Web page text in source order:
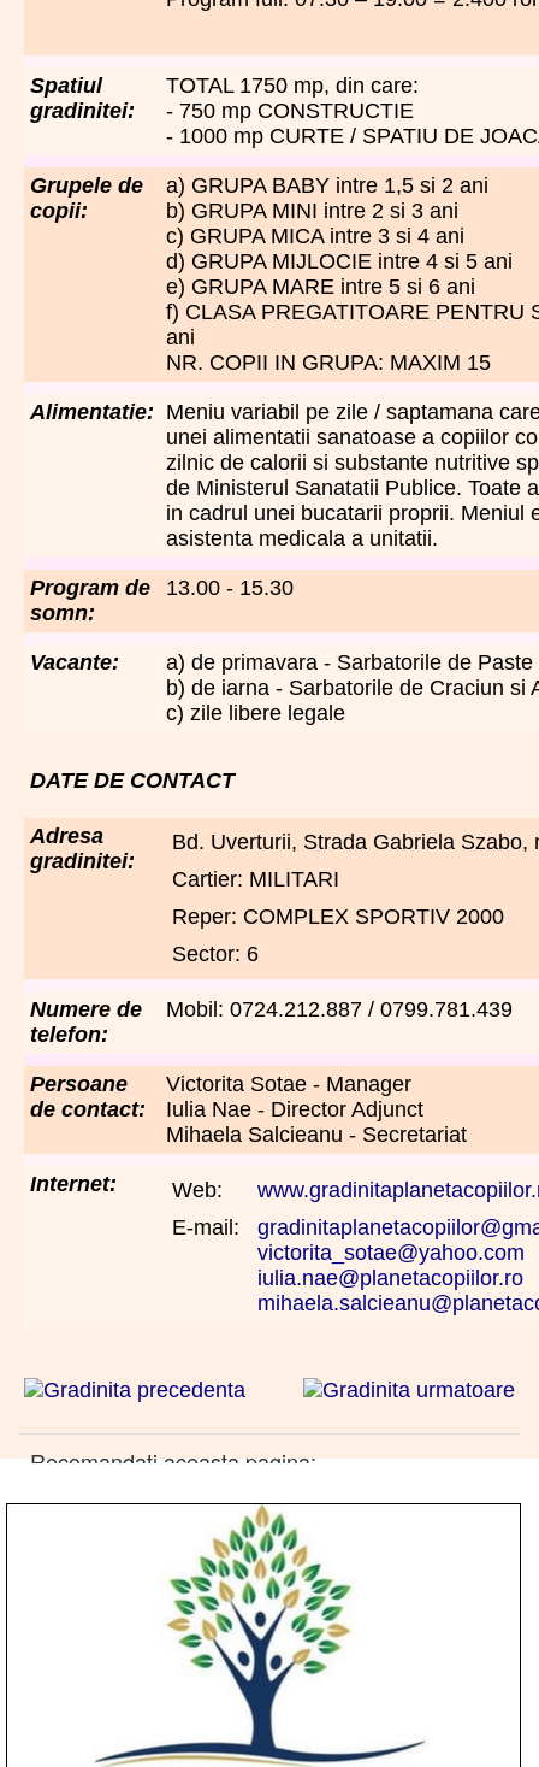
Spatiul
gradinitei:
TOTAL 1750 mp, din care:
- 750 mp CONSTRUCTIE
- 1000 mp CURTE / SPATIU DE
Grupele de
copii:
a) GRUPA BABY intre 1,5 si 2 ani
b) GRUPA MINI intre 2 si 3 ani
c) GRUPA MICA intre 3 si 4 ani
d) GRUPA MIJLOCIE intre 4 si 5 ani
e) GRUPA MARE intre 5 si 6 ani
f) CLASA PREGATITOARE PENTRU
ani
NR. COPII IN GRUPA: MAXIM 15
Alimentatie: Meniu variabil pe zile / saptamana
unei alimentatii sanatoase a copiilor
zilnic de calorii si substante nutritive
de Ministerul Sanatatii Publice. Toate
in cadrul unei bucatarii proprii. Meniul
asistenta medicala a unitatii.
Program de
somn:
13.00 - 15.30
Vacante:
a) de primavara - Sarbatorile de Paste
b) de iarna - Sarbatorile de Craciun si
c) zile libere legale
DATE DE CONTACT
Adresa
gradinitei:
Bd. Uverturii, Strada Gabriela Szabo,
Cartier: MILITARI
Reper: COMPLEX SPORTIV 2000
Sector: 6
Numere de
telefon:
Mobil: 0724.212.887 / 0799.781.439
Persoane
de contact:
Victorita Sotae - Manager
Iulia Nae - Director Adjunct
Mihaela Salcieanu - Secretariat
Internet: Web:
E-mail:
victorita_sotae@yahoo.com
iulia.nae@planetacopiilor.ro
Recomandati aceasta pagina: